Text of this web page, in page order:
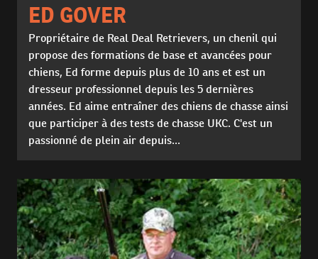
ED GOVER
Propriétaire de Real Deal Retrievers, un chenil qui
propose des formations de base et avancées pour
chiens, Ed forme depuis plus de 10 ans et est un
dresseur professionnel depuis les 5 dernières
années. Ed aime entraîner des chiens de chasse ainsi
que participer à des tests de chasse UKC. C'est un
passionné de plein air depuis...